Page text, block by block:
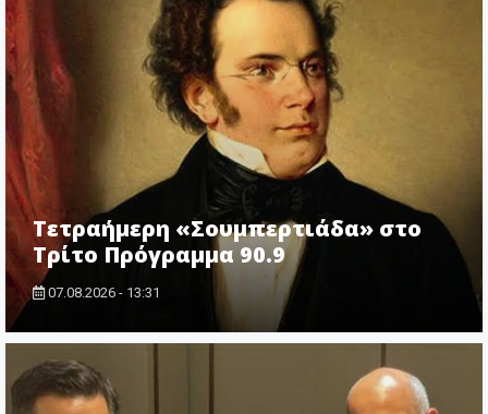
Τετραήμερη «Σουμπερτιάδα» στο
Τρίτο Πρόγραμμα 90.9
07.08.2026 - 13:31